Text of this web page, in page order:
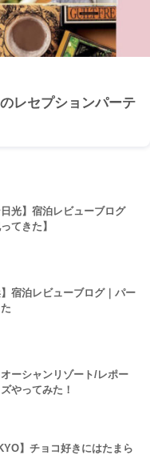
レセプションパーテ
光】宿泊レビューブログ
てきた】
宿泊レビューブログ｜パー
ーシャンリゾート/レポー
やってみた！
】チョコ好きにはたまら